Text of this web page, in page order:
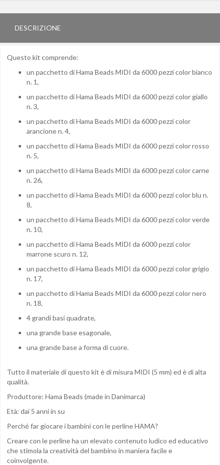
DESCRIZIONE
Questo kit comprende:
un pacchetto di Hama Beads MIDI da 6000 pezzi color bianco
n. 1,
un pacchetto di Hama Beads MIDI da 6000 pezzi color giallo
n. 3,
un pacchetto di Hama Beads MIDI da 6000 pezzi color
arancione n. 4,
un pacchetto di Hama Beads MIDI da 6000 pezzi color rosso
n. 5,
un pacchetto di Hama Beads MIDI da 6000 pezzi color carne
n. 26,
un pacchetto di Hama Beads MIDI da 6000 pezzi color blu n.
8,
un pacchetto di Hama Beads MIDI da 6000 pezzi color verde
n. 10,
un pacchetto di Hama Beads MIDI da 6000 pezzi color
marrone scuro n. 12,
un pacchetto di Hama Beads MIDI da 6000 pezzi color grigio
n. 17,
un pacchetto di Hama Beads MIDI da 6000 pezzi color nero
n. 18,
4 grandi basi quadrate,
una grande base esagonale,
una grande base a forma di cuore.
Tutto il materiale di questo kit è di misura MIDI (5 mm) ed è di alta
qualità.
Produttore: Hama Beads (made in Danimarca)
Età: dai 5 anni in su
Perché far giocare i bambini con le perline HAMA?
Creare con le perline ha un elevato contenuto ludico ed educativo
che stimola la creatività del bambino in maniera facile e
coinvolgente.